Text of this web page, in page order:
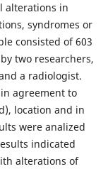
alterations in
syndromes or
consisted of 603
two researchers,
a radiologist.
agreement to
location and in
were analized
indicated
alterations of